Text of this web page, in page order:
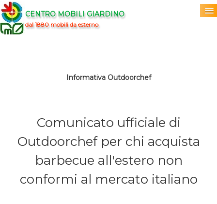
CENTRO MOBILI GIARDINO
dal 1880 mobili da esterno
Prodotti
Info ▼
Informativa Outdoorchef
Comunicato ufficiale di
Outdoorchef per chi acquista
barbecue all'estero non
conformi al mercato italiano